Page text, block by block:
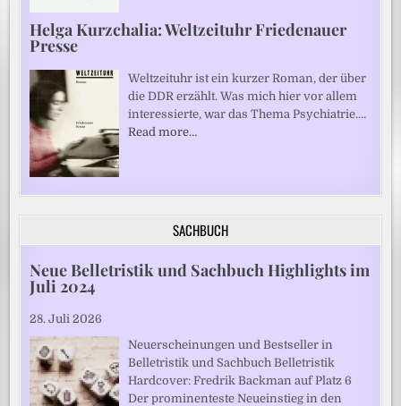
Helga Kurzchalia: Weltzeituhr Friedenauer
Presse
Weltzeituhr ist ein kurzer Roman, der über
die DDR erzählt. Was mich hier vor allem
interessierte, war das Thema Psychiatrie.…
Read more…
SACHBUCH
Neue Belletristik und Sachbuch Highlights im
Juli 2024
28. Juli 2026
Neuerscheinungen und Bestseller in
Belletristik und Sachbuch Belletristik
Hardcover: Fredrik Backman auf Platz 6
Der prominenteste Neueinstieg in den